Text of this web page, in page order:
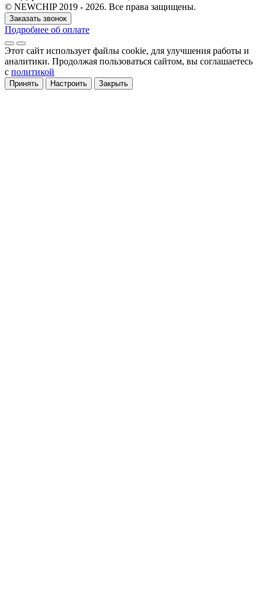
© NEWCHIP 2019 - 2026. Все права защищены.
Заказать звонок
Подробнее об оплате
Этот сайт использует файлы cookie, для улучшения работы и
аналитики. Продолжая пользоваться сайтом, вы соглашаетесь
с политикой
Принять Настроить Закрыть